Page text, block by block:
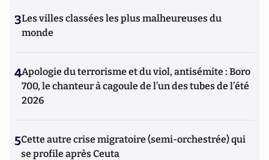
3Les villes classées les plus malheureuses du
monde
4Apologie du terrorisme et du viol, antisémite : Boro
700, le chanteur à cagoule de l’un des tubes de l’été
2026
5Cette autre crise migratoire (semi-orchestrée) qui
se profile après Ceuta